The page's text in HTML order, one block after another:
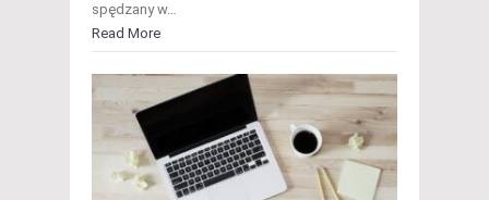
spędzany w…
Read More